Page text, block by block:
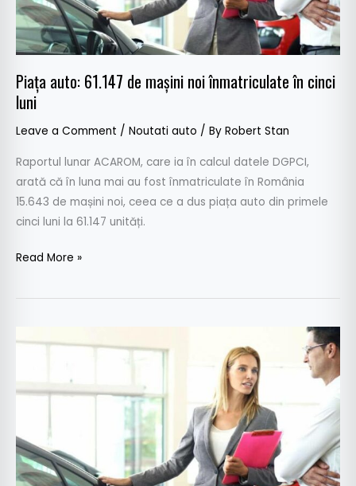
Piața auto: 61.147 de mașini noi înmatriculate în cinci
luni
Leave a Comment / Noutati auto / By Robert Stan
Raportul lunar ACAROM, care ia în calcul datele DGPCI,
arată că în luna mai au fost înmatriculate în România
15.643 de mașini noi, ceea ce a dus piața auto din primele
cinci luni la 61.147 unități.
în
cinci
luni
Read More »
a
auto
după
debutul